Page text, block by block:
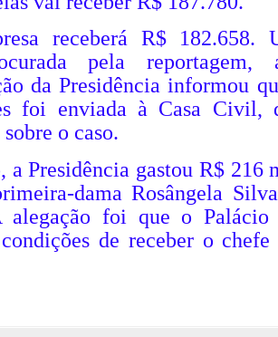
receberá R$ 182.658.
pela reportagem,
da Presidência informou
foi enviada à Casa Civil,
o caso.
a Presidência gastou R$ 216
dama Rosângela
alegação foi que o Palácio
de receber o